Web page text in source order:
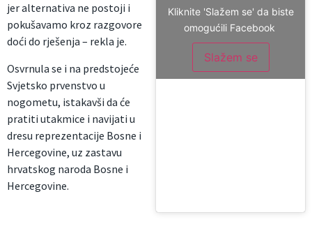
jer alternativa ne postoji i
pokušavamo kroz razgovore
doći do rješenja – rekla je.
Osvrnula se i na predstojeće
Svjetsko prvenstvo u
nogometu, istakavši da će
pratiti utakmice i navijati u
dresu reprezentacije Bosne i
Hercegovine, uz zastavu
hrvatskog naroda Bosne i
Hercegovine.
Kliknite 'Slažem se' da biste
omogućili Facebook
Slažem se